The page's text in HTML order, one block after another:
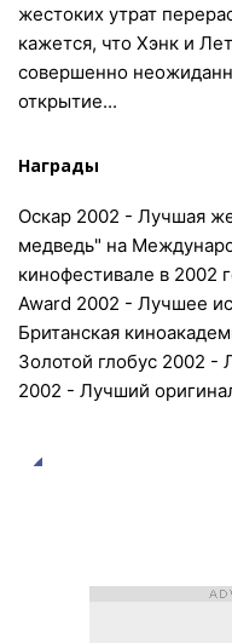
жестоких утрат
кажется, что Хэнк и
совершенно
открытие...
Награды
Оскар 2002 - Лучшая
медведь" на
кинофестивале в 2002
Award 2002 - Лучшее
Британская
Золотой глобус 2002 -
2002 - Лучший